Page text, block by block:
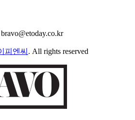
피엔씨 . All rights reserved